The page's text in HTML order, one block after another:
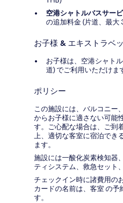
空港シャトルバスサー
の追加料金 (片道、最大
お子様 & エキストラベ
お子様は、空港シャト
道) でご利用いただけま
ポリシー
この施設には、バルコニー
からお子様に適さない可能
す。ご心配な場合は、ご到
上、適切な客室に宿泊でき
ます。
施設には一酸化炭素検知器
ティシステム、救急セット
チェックイン時に諸費用の
カードの名前は、客室 の予
す。